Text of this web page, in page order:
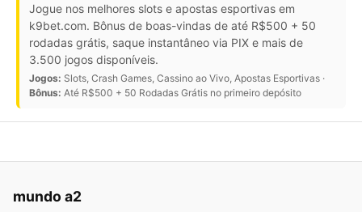
Jogue nos melhores slots e apostas esportivas em
k9bet.com. Bônus de boas-vindas de até R$500 + 50
rodadas grátis, saque instantâneo via PIX e mais de
3.500 jogos disponíveis.
Jogos: Slots, Crash Games, Cassino ao Vivo, Apostas Esportivas ·
Bônus: Até R$500 + 50 Rodadas Grátis no primeiro depósito
mundo a2